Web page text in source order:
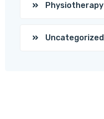
Physiotherapy
Uncategorized